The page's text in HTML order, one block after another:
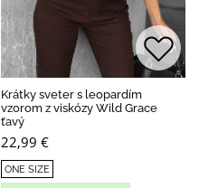
Krátky sveter s leopardím
vzorom z viskózy Wild Grace
ťavý
22,99 €
ONE SIZE